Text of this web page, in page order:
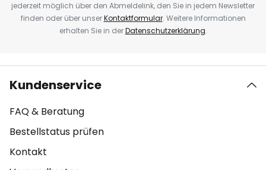
jederzeit möglich über den Abmeldelink, den Sie in jedem Newsletter
finden oder über unserKontaktformular. Weitere Informationen
erhalten Sie in derDatenschutzerklärung.
Kundenservice
FAQ & Beratung
Bestellstatus prüfen
Kontakt